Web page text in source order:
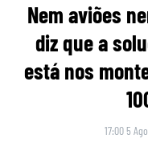
Nem aviões
diz que a
está nos
17:00 5